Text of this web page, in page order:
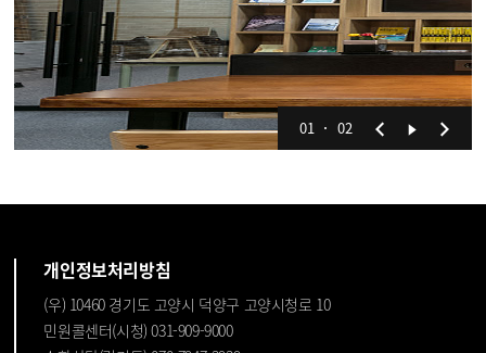
01 02
개인정보처리방침
(우) 10460 경기도 고양시 덕양구 고양시청로 10
민원콜센터(시청) 031-909-9000